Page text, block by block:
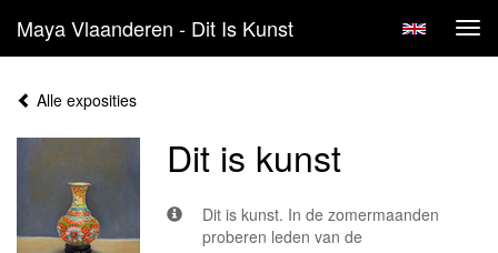
Maya Vlaanderen - Dit Is Kunst
Alle exposities
Dit is kunst
Dit is kunst. In de zomermaanden
proberen leden van de